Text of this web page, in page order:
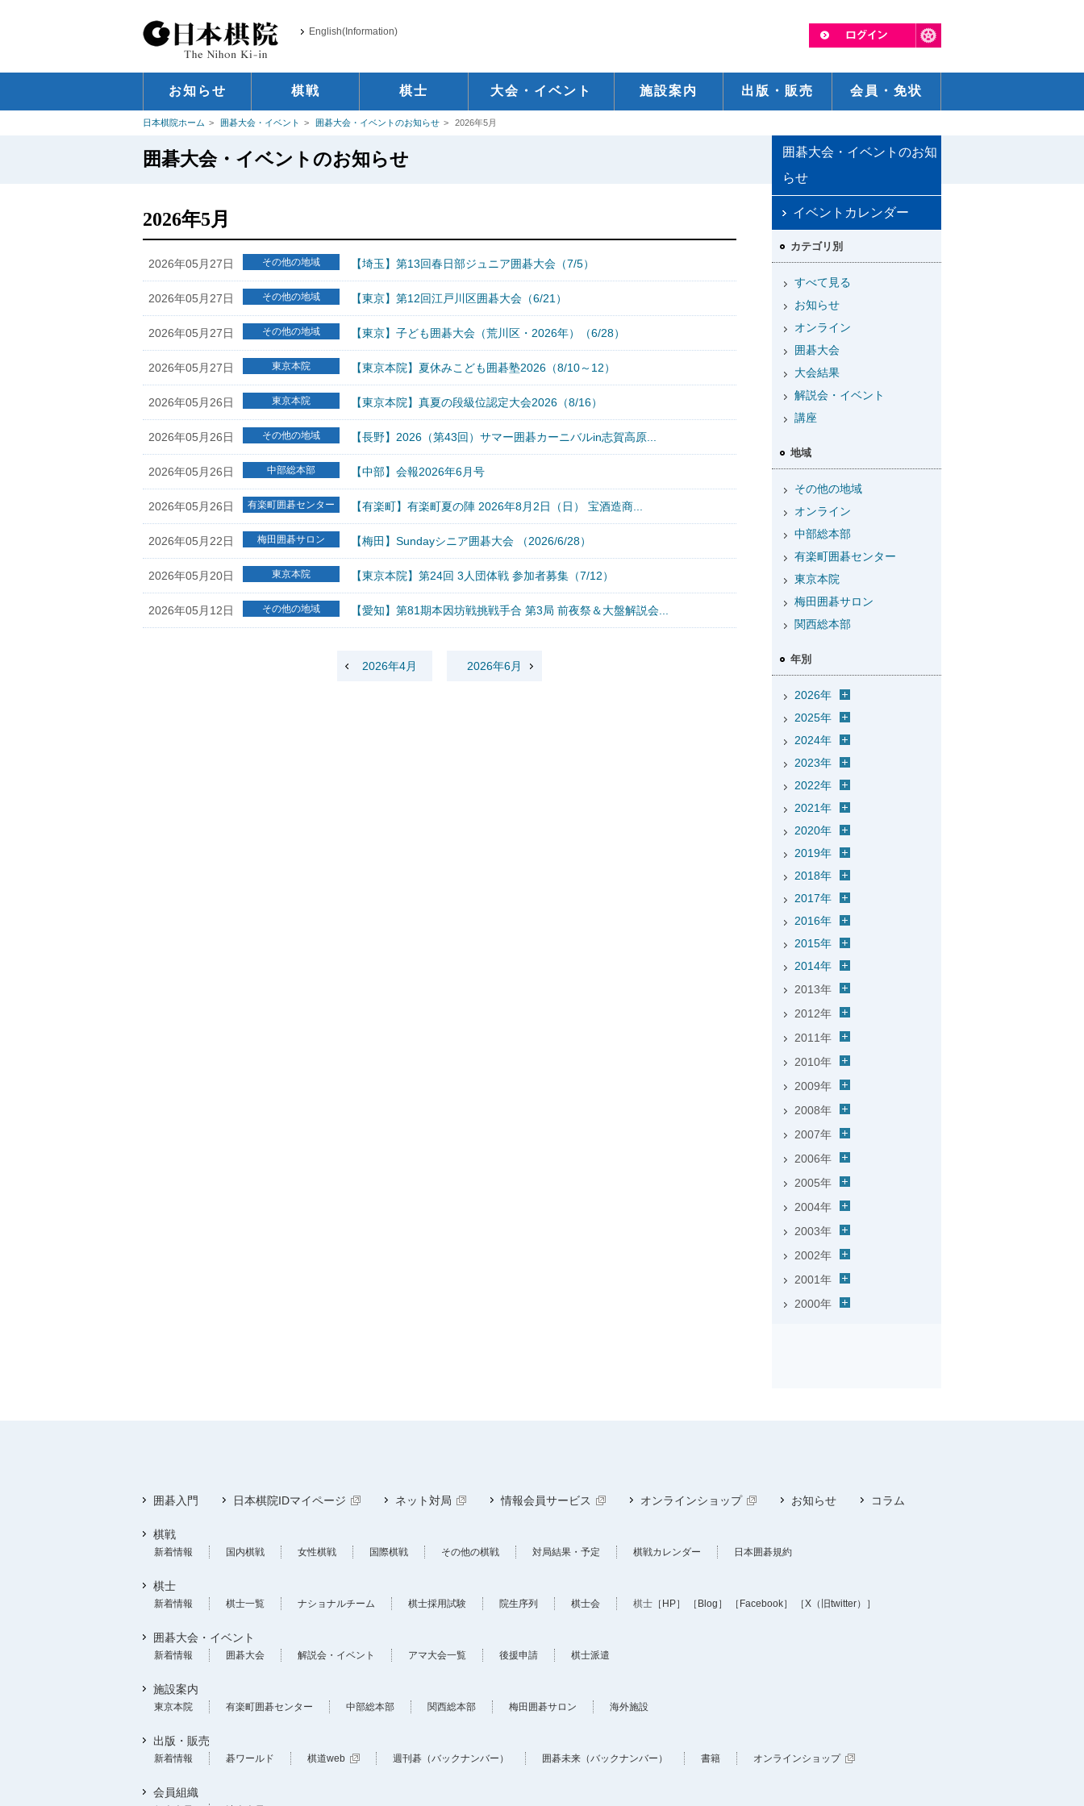
English(Information)
お知らせ 棋戦 棋士 大会・イベント 施設案内 出版・販売 会員・免状
日本棋院ホーム 囲碁大会・イベント 囲碁大会・イベントのお知らせ 2026年5月
囲碁大会・イベントのお知らせ
2026年5月
2026年05月27日 その他の地域 【埼玉】第13回春日部ジュニア囲碁大会（7/5）
2026年05月27日 その他の地域 【東京】第12回江戸川区囲碁大会（6/21）
2026年05月27日 その他の地域 【東京】子ども囲碁大会（荒川区・2026年）（6/28）
2026年05月27日 東京本院 【東京本院】夏休みこども囲碁塾2026（8/10～12）
2026年05月26日 東京本院 【東京本院】真夏の段級位認定大会2026（8/16）
2026年05月26日 その他の地域 【長野】2026（第43回）サマー囲碁カーニバルin志賀高原...
2026年05月26日 中部総本部 【中部】会報2026年6月号
2026年05月26日 有楽町囲碁センター 【有楽町】有楽町夏の陣 2026年8月2日（日） 宝酒造商...
2026年05月22日 梅田囲碁サロン 【梅田】Sundayシニア囲碁大会 （2026/6/28）
2026年05月20日 東京本院 【東京本院】第24回 3人団体戦 参加者募集（7/12）
2026年05月12日 その他の地域 【愛知】第81期本因坊戦挑戦手合 第3局 前夜祭＆大盤解説会...
2026年4月 2026年6月
囲碁大会・イベントのお知
らせ
イベントカレンダー
カテゴリ別
すべて見る
お知らせ
オンライン
囲碁大会
大会結果
解説会・イベント
講座
地域
その他の地域
オンライン
中部総本部
有楽町囲碁センター
東京本院
梅田囲碁サロン
関西総本部
年別
2026年
2025年
2024年
2023年
2022年
2021年
2020年
2019年
2018年
2017年
2016年
2015年
2014年
2013年
2012年
2011年
2010年
2009年
2008年
2007年
2006年
2005年
2004年
2003年
2002年
2001年
2000年
囲碁入門 日本棋院IDマイページ ネット対局 情報会員サービス オンラインショップ お知らせ コラム
棋戦
新着情報 国内棋戦 女性棋戦 国際棋戦 その他の棋戦 対局結果・予定 棋戦カレンダー 日本囲碁規約
棋士
新着情報 棋士一覧 ナショナルチーム 棋士採用試験 院生序列 棋士会 棋士 ［HP］ ［Blog］ ［Facebook］ ［X（旧twitter）］
囲碁大会・イベント
新着情報 囲碁大会 解説会・イベント アマ大会一覧 後援申請 棋士派遣
施設案内
東京本院 有楽町囲碁センター 中部総本部 関西総本部 梅田囲碁サロン 海外施設
出版・販売
新着情報 碁ワールド 棋道web 週刊碁（バックナンバー） 囲碁未来（バックナンバー） 書籍 オンラインショップ
会員組織